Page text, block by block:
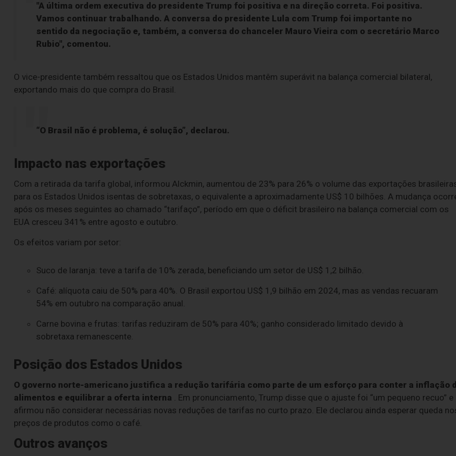
"A última ordem executiva do presidente Trump foi positiva e na direção correta. Foi positiva.
Vamos continuar trabalhando. A conversa do presidente Lula com Trump foi importante no
sentido da negociação e, também, a conversa do chanceler Mauro Vieira com o secretário Marco
Rubio", comentou.
O vice-presidente também ressaltou que os Estados Unidos mantêm superávit na balança comercial bilateral,
exportando mais do que compra do Brasil.
“O Brasil não é problema, é solução”, declarou.
Impacto nas exportações
Com a retirada da tarifa global, informou Alckmin, aumentou de 23% para 26% o volume das exportações
para os Estados Unidos isentas de sobretaxas, o equivalente a aproximadamente US$ 10 bilhões. A mudança
após os meses seguintes ao chamado “tarifaço”, período em que o déficit brasileiro na balança comercial com os
EUA cresceu 341% entre agosto e outubro.
Os efeitos variam por setor:
Suco de laranja: teve a tarifa de 10% zerada, beneficiando um setor de US$ 1,2 bilhão.
Café: alíquota caiu de 50% para 40%. O Brasil exportou US$ 1,9 bilhão em 2024, mas as vendas recuaram
54% em outubro na comparação anual.
Carne bovina e frutas: tarifas reduziram de 50% para 40%; ganho considerado limitado devido à
sobretaxa remanescente.
Posição dos Estados Unidos
O governo norte-americano justifica a redução tarifária como parte de um esforço para conter a inflação
alimentos e equilibrar a oferta interna . Em pronunciamento, Trump disse que o ajuste foi “um pequeno recuo” e
afirmou não considerar necessárias novas reduções de tarifas no curto prazo. Ele declarou ainda esperar queda
preços de produtos como o café.
Outros avanços